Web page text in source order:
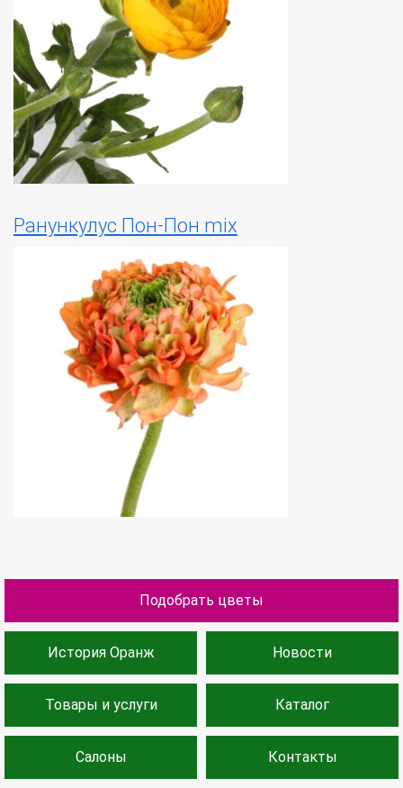
Ранункулус Пон-Пон mix
Подобрать цветы
История Оранж Новости
Товары и услуги Каталог
Салоны Контакты